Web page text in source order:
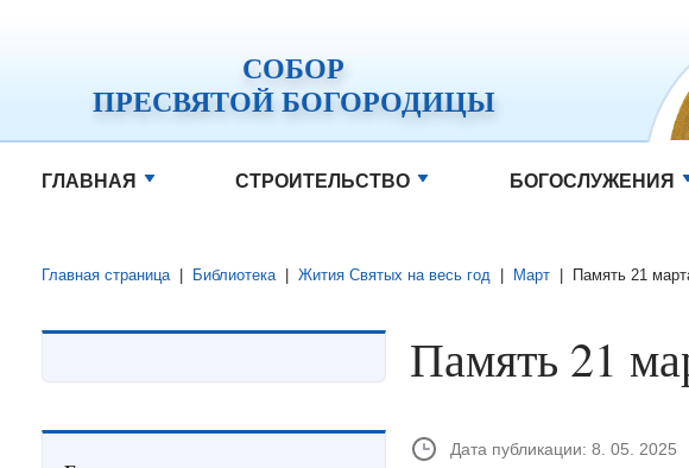
СОБОР
ПРЕСВЯТОЙ БОГОРОДИЦЫ
ГЛАВНАЯ СТРОИТЕЛЬСТВО БОГОСЛУЖЕНИЯ
Главная страница | Библиотека | Жития Святых на весь год | Март | Память 21
Память 21
Дата публикации: 8. 05. 2025